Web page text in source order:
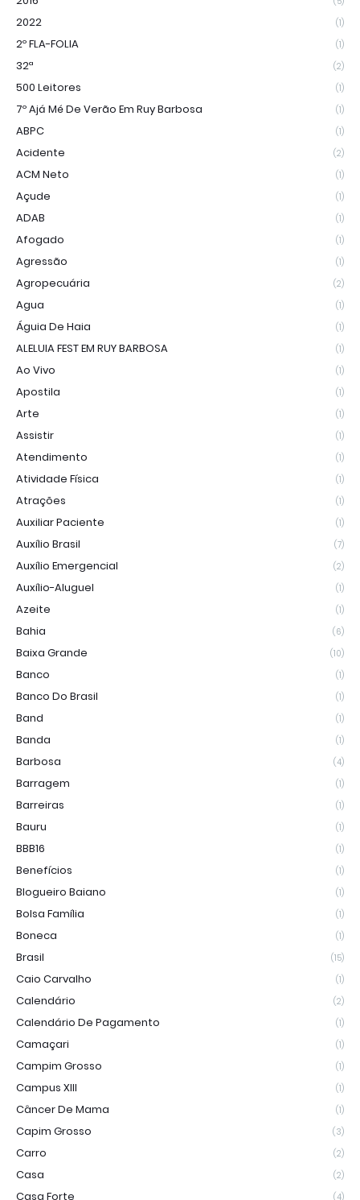
2022 (1)
2º FLA-FOLIA (1)
32ª (2)
500 Leitores (1)
7º Ajá Mé De Verão Em Ruy Barbosa (1)
ABPC (1)
Acidente (2)
ACM Neto (1)
Açude (1)
ADAB (1)
Afogado (1)
Agressão (1)
Agropecuária (2)
Agua (1)
Águia De Haia (1)
ALELUIA FEST EM RUY BARBOSA (1)
Ao Vivo (1)
Apostila (1)
Arte (1)
Assistir (1)
Atendimento (1)
Atividade Física (1)
Atrações (1)
Auxiliar Paciente (1)
Auxílio Brasil (7)
Auxílio Emergencial (2)
Auxílio-Aluguel (1)
Azeite (1)
Bahia (6)
Baixa Grande (10)
Banco (1)
Banco Do Brasil (1)
Band (1)
Banda (1)
Barbosa (4)
Barragem (1)
Barreiras (1)
Bauru (1)
BBB16 (1)
Benefícios (1)
Blogueiro Baiano (1)
Bolsa Família (1)
Boneca (1)
Brasil (15)
Caio Carvalho (1)
Calendário (2)
Calendário De Pagamento (1)
Camaçari (1)
Campim Grosso (1)
Campus XIII (1)
Câncer De Mama (1)
Capim Grosso (3)
Carro (2)
Casa (2)
Casa Forte (4)